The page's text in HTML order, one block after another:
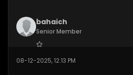
bahaich
Senior Member
Posts: 263
08-12-2025, 12:13 PM